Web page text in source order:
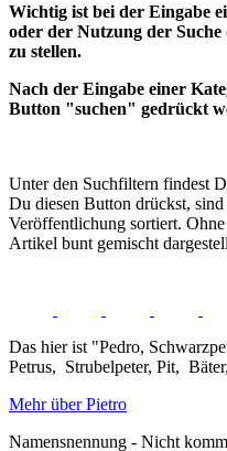
Wichtig ist bei der Eingabe
oder der Nutzung der
zu stellen.
Nach der Eingabe einer
Button "suchen" gedrückt
Unter den Suchfiltern findest
Du diesen Button drückst,
Veröffentlichung sortiert.
Artikel bunt gemischt
Das hier ist "Pedro,
Petrus, Strubelpeter, Pit,
Mehr über Pietro
Namensnennung - Nicht